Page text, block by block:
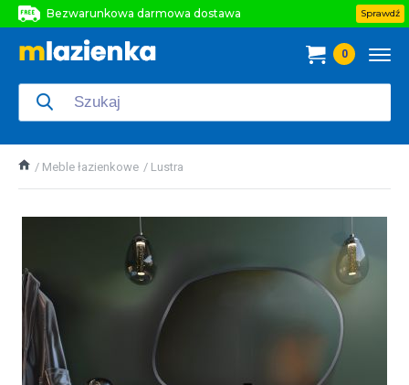
Bezwarunkowa darmowa dostawa
Bezwarunkowa darmowa dostawa
Sprawdź
0
Meble łazienkowe Lustra